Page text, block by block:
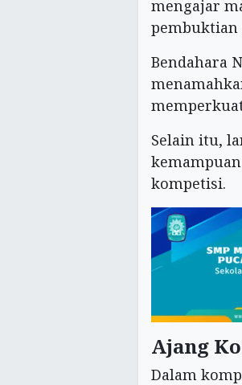
mengajar
pembuktian
Bendahara
Selain itu,
kompetisi.
Ajang
Dalam